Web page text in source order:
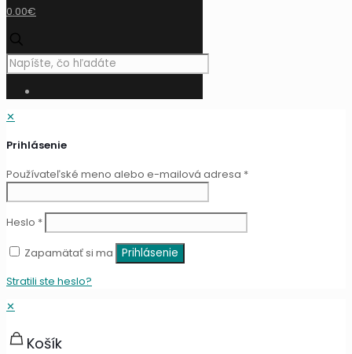
0.00€
✕
Prihlásenie
Používateľské meno alebo e-mailová adresa *
Heslo *
Zapamätať si ma
Prihlásenie
Stratili ste heslo?
✕
Košík